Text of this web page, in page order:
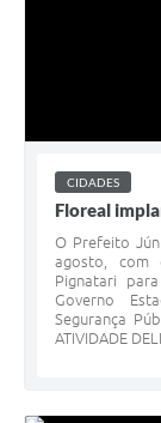
CIDADES
Floreal
O Prefeito
agosto, com
Pignatari
Governo
Segurança
ATIVIDADE